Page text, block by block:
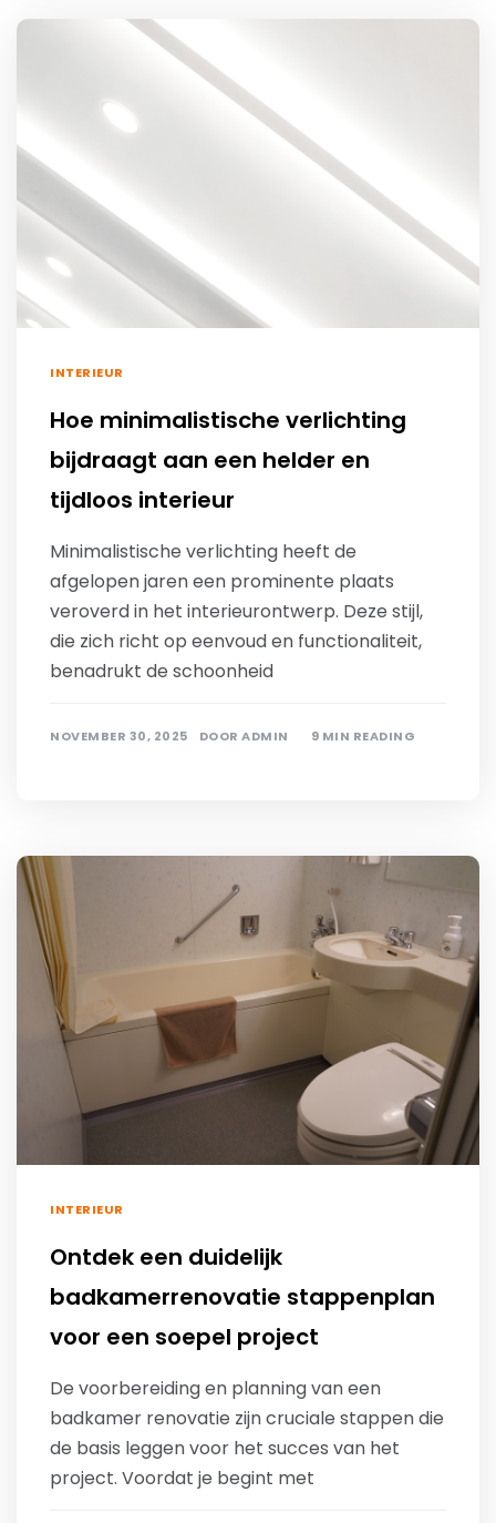
INTERIEUR
Hoe minimalistische verlichting
bijdraagt aan een helder en
tijdloos interieur
Minimalistische verlichting heeft de
afgelopen jaren een prominente plaats
veroverd in het interieurontwerp. Deze stijl,
die zich richt op eenvoud en functionaliteit,
benadrukt de schoonheid
NOVEMBER 30, 2025 DOOR ADMIN 9 MIN READING
INTERIEUR
Ontdek een duidelijk
badkamerrenovatie stappenplan
voor een soepel project
De voorbereiding en planning van een
badkamer renovatie zijn cruciale stappen die
de basis leggen voor het succes van het
project. Voordat je begint met